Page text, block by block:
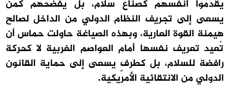
يقدّموا أنفسهم كصنّاع سلام، بل يفضحهم كمن
يسعى إلى تجريف النظام الدولي من الداخل لصالح
هيمنة القوة العارية، وبهذه الصياغة حاولت حماس أن
تُعيد تعريف نفسها أمام العواصم الغربية لا كحركة
رافضة للسلام، بل كطرفٍ يسعى إلى حماية القانون
الدولي من الانتقائية الأمريكية.